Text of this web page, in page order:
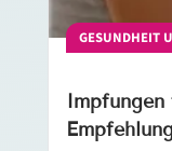
GESUNDHEIT